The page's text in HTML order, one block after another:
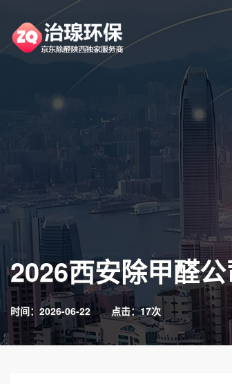
2026西安除甲醛
时间：2026-06-22 点击：17次